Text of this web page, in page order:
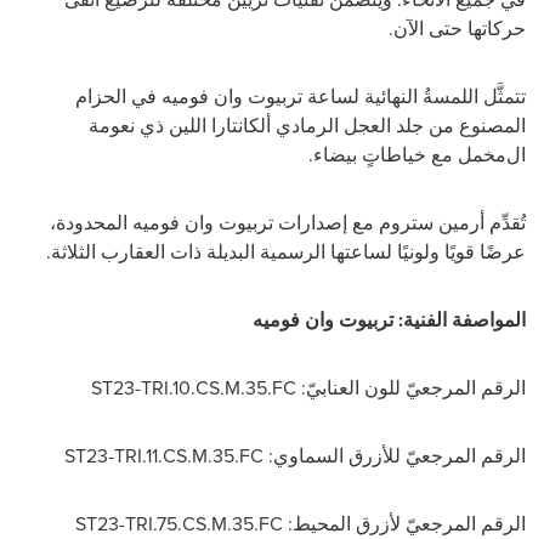
حركاتها حتى الآن.
تتمثَّل اللمسةُ النهائية لساعة تربيوت وان فوميه في الحزام
المصنوع من جلد العجل الرمادي ألكانتارا اللين ذي نعومة
المخمل مع خياطاتٍ بيضاء.
تُقدِّم أرمين ستروم مع إصدارات تربيوت وان فوميه المحدودة،
عرضًا قويًا ولونيًا لساعتها الرسمية البديلة ذات العقارب الثلاثة.
المواصفة الفنية:تربيوت وان فوميه
الرقم المرجعيّ للون العنابيّ: ST23-TRI.10.CS.M.35.FC
الرقم المرجعيّ للأزرق السماوي: ST23-TRI.11.CS.M.35.FC
الرقم المرجعيّ لأزرق المحيط: ST23-TRI.75.CS.M.35.FC